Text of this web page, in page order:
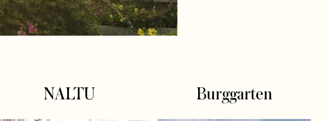
NALTU Burggarten